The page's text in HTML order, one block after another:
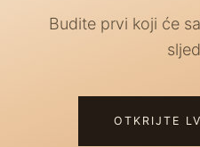
Budite prvi koji će
OTKRIJTE